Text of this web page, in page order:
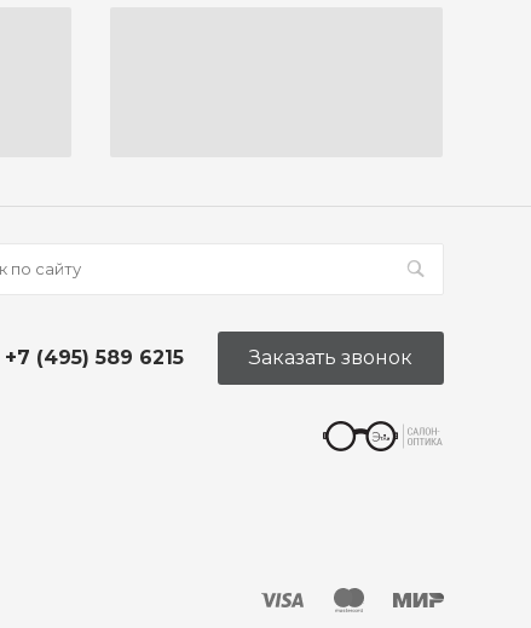
+7 (495) 589 6215 Заказать звонок